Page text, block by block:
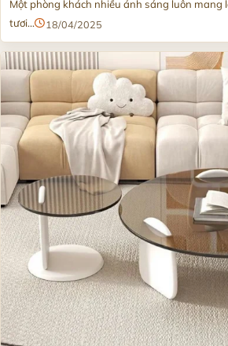
Một phòng khách nhiều ánh sáng luôn mang
tươi...
18/04/2025